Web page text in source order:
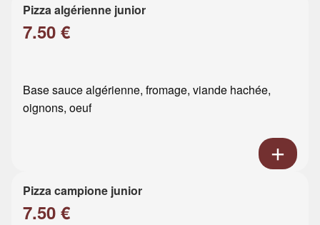
Pizza algérienne junior
7.50 €
Base sauce algérienne, fromage, viande hachée,
oignons, oeuf
Pizza campione junior
7.50 €